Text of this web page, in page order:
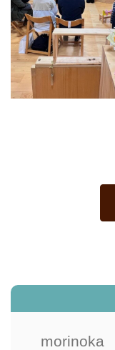
morinoka